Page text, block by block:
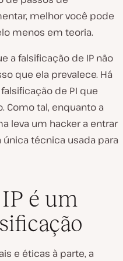
melhor você pode
menos em teoria.
a falsificação de IP não
que ela prevalece. Há
de PI que
Como tal, enquanto a
leva um hacker a entrar
única técnica usada para
é um
e éticas à parte, a